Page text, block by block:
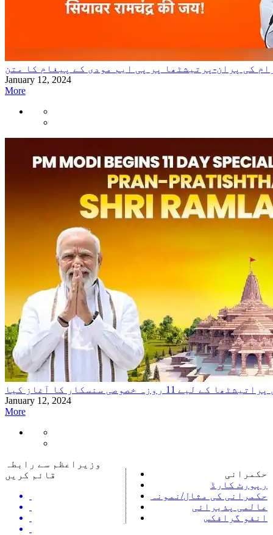
کی پران-پرتیشٹھا پر پی ایم مودی کے پیغام کا متن
January 12, 2024
More
خصوصی سنسکار کا آغاز کیا
January 12, 2024
More
حکمرانی
رپورٹ کارڈ
حکمرانی کی مثال/نمونہ
عالمی پذیرائی
انفو گرافکس
وزیراعظم سے رابطہ
قائم کریں